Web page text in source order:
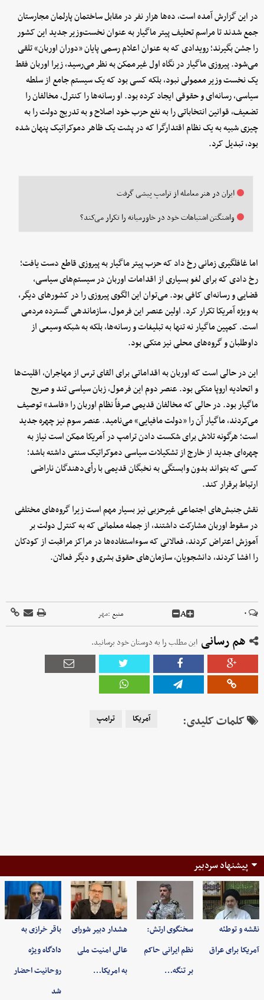
در این گزارش آمده است، ده‌ها هزار نفر در مقابل ساختمان پارلمان مجارستان
جمع شدند تا مراسم تحلیف پیتر ماگیار به عنوان نخست‌وزیر جدید این کشور
را جشن بگیرند؛ رویدادی که به عنوان اعلام رسمی پایان «دوران اوربان» تلقی
می‌شود. پیروزی ماگیار در نگاه اول غیرممکن به نظر می‌رسید، زیرا اوربان فقط
یک نخست وزیر معمولی نبود، بلکه کسی بود که یک سیستم جامع از سلطه
سیاسی، رسانه‌ای و حقوقی ایجاد کرده بود. او رسانه‌ها را کنترل، مخالفان را
تضعیف، قوانین انتخاباتی را به نفع حزب خود اصلاح و به تدریج دولت را به
چیزی شبیه به یک نظام اقتدارگرا که در پشت یک ظاهر دموکراتیک پنهان شده
بود، تبدیل کرد.
ایران در هنر معامله از ترامپ پیشی گرفت
واشنگتن اشتباهات خود در خاورمیانه را تکرار می‌کند؟
اما غافلگیری زمانی رخ داد که حزب پیتر ماگیار به پیروزی قاطع دست یافت؛
رخ دادی که برای لغو بسیاری از اقدامات اوربان در سیستم‌های سیاسی،
قضایی و رسانه‌ای کافی بود. می‌توان این الگوی پیروزی را در کشورهای دیگر،
به ویژه آمریکا تکرار کرد. اولین عنصر این فرمول، سازماندهی گسترده مردمی
است. کمپین ماگیار نه تنها به تبلیغات و رسانه‌ها، بلکه به شبکه وسیعی از
داوطلبان و گروه‌های محلی نیز متکی بود.
این در حالی است که اوربان به اقداماتی برای القای ترس از مهاجران، اقلیت‌ها
و اتحادیه اروپا متکی بود. عنصر دوم این فرمول، زبان سیاسی تند و صریح
ماگیار بود. در حالی که مخالفان قدیمی صرفاً نظام اوربان را «فاسد» توصیف
می‌کردند، ماگیار آن را «دولت مافیایی» می‌نامید. عنصر سوم نیز چهره جدید
است؛ هرگونه تلاش برای شکست دادن ترامپ در آمریکا ممکن است نیاز به
چهره‌ای جدید از خارج از تشکیلات سیاسی دموکراتیک سنتی داشته باشد؛
کسی که بتواند بدون وابستگی به نخبگان قدیمی با رأی‌دهندگان ناراضی
ارتباط برقرار کند.
نقش جنبش‌های اجتماعی غیرحزبی نیز بسیار مهم است زیرا گروه‌های مختلفی
در سقوط اوربان مشارکت داشتند، از جمله معلمانی که به کنترل دولت بر
آموزش اعتراض کردند، فعالانی که سوءاستفاده‌ها در مراکز مراقبت از کودکان
را افشا کردند، دانشجویان، سازمان‌های حقوق بشری و دیگر فعالان.
۰ A منبع :مهر
هم رسانی این مطلب را به دوستان خود برسانید.
کلمات کلیدی: آمریکا ترامپ
پیشنهاد سردبیر
نقشه و توطئه
آمریکا برای عراق
سخنگوی ارتش:
نظم ایرانی حاکم
بر تنگه…
هشدار دبیر شورای
عالی امنیت ملی
به امریکا…
باقر خرازی به
دادگاه ویژه
روحانیت احضار
شد